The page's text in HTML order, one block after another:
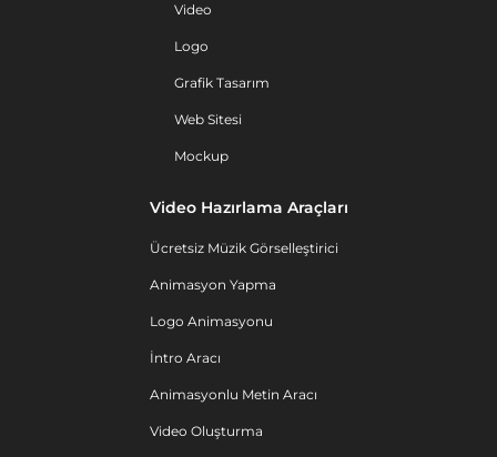
Video
Logo
Grafik Tasarım
Web Sitesi
Mockup
Video Hazırlama Araçları
Ücretsiz Müzik Görselleştirici
Animasyon Yapma
Logo Animasyonu
İntro Aracı
Animasyonlu Metin Aracı
Video Oluşturma